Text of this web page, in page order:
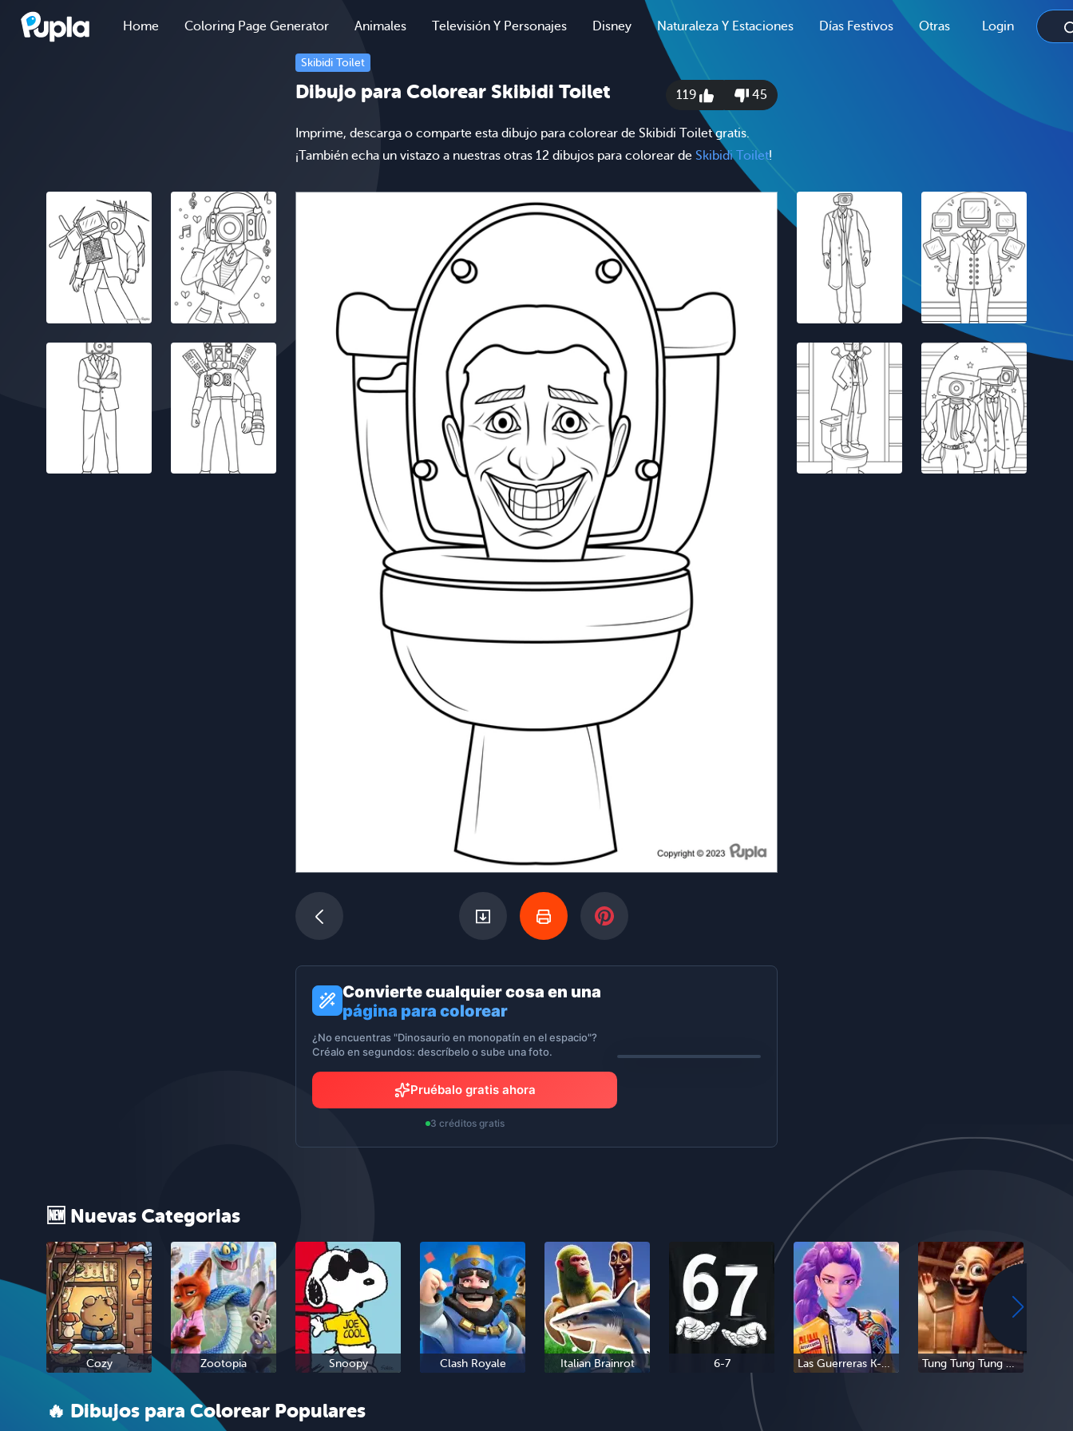
Home Coloring Page Generator Animales Televisión Y Personajes Disney Naturaleza Y Estaciones Días Festivos Otras Login
Skibidi Toilet
Dibujo para Colorear Skibidi Toilet 119 45
Imprime, descarga o comparte esta dibujo para colorear de Skibidi Toilet gratis.
¡También echa un vistazo a nuestras otras 12 dibujos para colorear de Skibidi Toilet!
Convierte cualquier cosa en una
página para colorear
¿No encuentras "Dinosaurio en monopatín en el espacio"?
Créalo en segundos: descríbelo o sube una foto.
Pruébalo gratis ahora
3 créditos gratis
🆕 Nuevas Categorias
Cozy Zootopia Snoopy Clash Royale Italian Brainrot 6-7 Las Guerreras K-Pop Tung Tung Tung Sahur
🔥 Dibujos para Colorear Populares